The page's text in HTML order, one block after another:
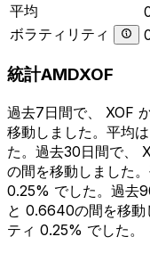
平均
ボラティリティ
統計AMDXOF
過去7日間で、 XOF
移動しました。平均
た。過去30日間で、
の間を移動しました
0.25% でした。過去
と 0.6640の間を移動
ティ 0.25% でした。